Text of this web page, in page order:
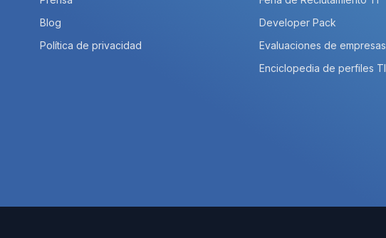
Blog
Política de privacidad
Developer Pack
Evaluaciones de empresas
Enciclopedia de perfiles TI